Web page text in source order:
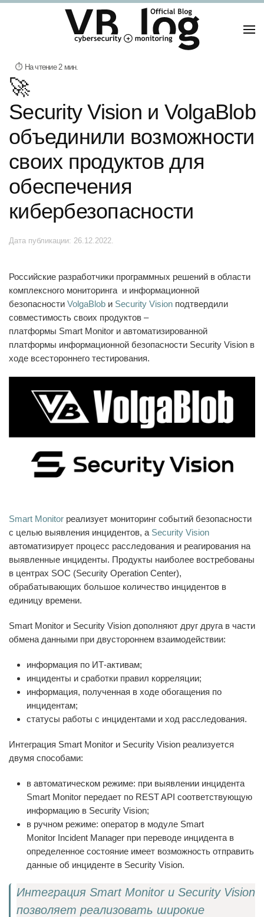
🚀
Security Vision и VolgaBlob
объединили возможности
своих продуктов для
обеспечения
кибербезопасности
Дата публикации: 26.12.2022.
Российские разработчики программных решений в области
комплексного мониторинга и информационной
безопасности VolgaBlob и Security Vision подтвердили
совместимость своих продуктов –
платформы Smart Monitor и автоматизированной
платформы информационной безопасности Security Vision в
ходе всестороннего тестирования.
Smart Monitor реализует мониторинг событий безопасности
с целью выявления инцидентов, а Security Vision
автоматизирует процесс расследования и реагирования на
выявленные инциденты. Продукты наиболее востребованы
в центрах SOC (Security Operation Center),
обрабатывающих большое количество инцидентов в
единицу времени.
Smart Monitor и Security Vision дополняют друг друга в части
обмена данными при двустороннем взаимодействии:
информация по ИТ-активам;
инциденты и сработки правил корреляции;
информация, полученная в ходе обогащения по
инцидентам;
статусы работы с инцидентами и ход расследования.
Интеграция Smart Monitor и Security Vision реализуется
двумя способами:
в автоматическом режиме: при выявлении инцидента
Smart Monitor передает по REST API соответствующую
информацию в Security Vision;
в ручном режиме: оператор в модуле Smart
Monitor Incident Manager при переводе инцидента в
определенное состояние имеет возможность отправить
данные об инциденте в Security Vision.
Интеграция Smart Monitor и Security Vision
позволяет реализовать широкие